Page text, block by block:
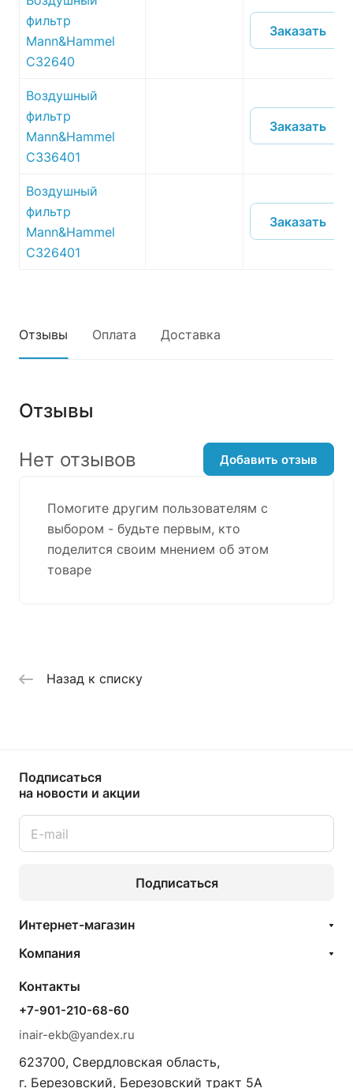
фильтр
Mann&Hammel
C32640
Заказать
Воздушный
фильтр
Mann&Hammel
C336401
Заказать
Воздушный
фильтр
Mann&Hammel
C326401
Заказать
Отзывы Оплата Доставка
Отзывы
Помогите другим пользователям с
выбором - будьте первым, кто
поделится своим мнением об этом
товаре
Нет отзывов Добавить отзыв
Назад к списку
Подписаться
на новости и акции
Подписаться
Интернет-магазин
Компания
Контакты
+7-901-210-68-60
inair-ekb@yandex.ru
623700, Свердловская область,
г. Березовский, Березовский тракт 5А